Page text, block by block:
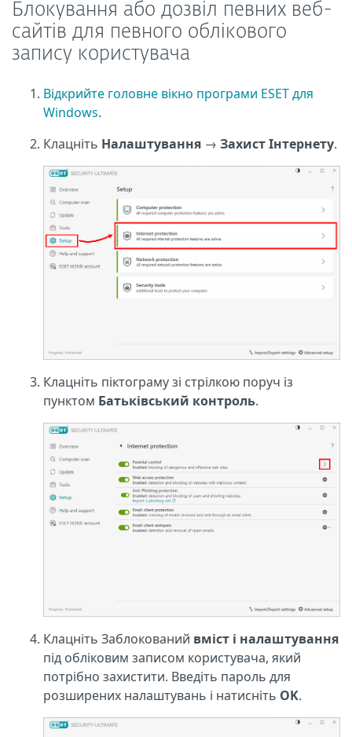
Блокування або дозвіл певних веб-
сайтів для певного облікового
запису користувача
Відкрийте головне вікно програми ESET для
Windows.
Клацніть Налаштування → Захист Інтернету.
Клацніть піктограму зі стрілкою поруч із
пунктом Батьківський контроль.
Клацніть Заблокований вміст і налаштування
під обліковим записом користувача, який
потрібно захистити. Введіть пароль для
розширених налаштувань і натисніть OK.